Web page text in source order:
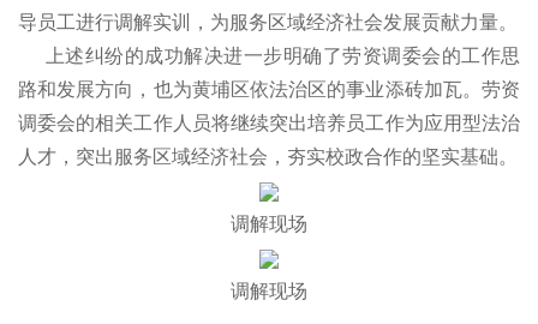
导员工进行调解实训，为服务区域经济社会发展贡献力量。
上述纠纷的成功解决进一步明确了劳资调委会的工作思
路和发展方向，也为黄埔区依法治区的事业添砖加瓦。劳资
调委会的相关工作人员将继续突出培养员工作为应用型法治
人才，突出服务区域经济社会，夯实校政合作的坚实基础。
调解现场
调解现场